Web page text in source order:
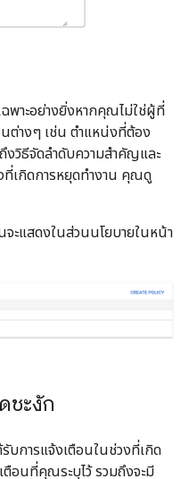
ฉพาะอย่างยิ่งหากคุณไม่ใช่ผู้ที่
ต่างๆ เช่น ตำแหน่งที่ต้อง
งวิธีจัดลำดับความสำคัญและ
ที่เกิดการหยุดทำงาน คุณดู
ะแสดงในส่วนนโยบายในหน้า
ะงัก
บการแจ้งเตือนในช่วงที่เกิด
ตือนที่คุณระบุไว้ รวมถึงจะมี